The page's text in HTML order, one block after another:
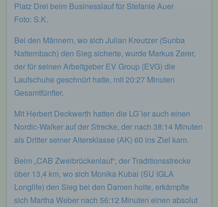
Platz Drei beim Businesslauf für Stefanie Auer
Foto: S.K.
Bei den Männern, wo sich Julian Kreutzer (Sunba
Natternbach) den Sieg sicherte, wurde Markus Zerer,
der für seinen Arbeitgeber EV Group (EVG) die
Laufschuhe geschnürt hatte, mit 20:27 Minuten
Gesamtfünfter.
Mit Herbert Deckwerth hatten die LG`ler auch einen
Nordic-Walker auf der Strecke, der nach 38:14 Minuten
als Dritter seiner Altersklasse (AK) 60 ins Ziel kam.
Beim „CAB Zweibrückenlauf“, der Traditionsstrecke
über 13,4 km, wo sich Monika Kubai (SU IGLA
Longlife) den Sieg bei den Damen holte, erkämpfte
sich Martha Weber nach 56:12 Minuten einen absolut